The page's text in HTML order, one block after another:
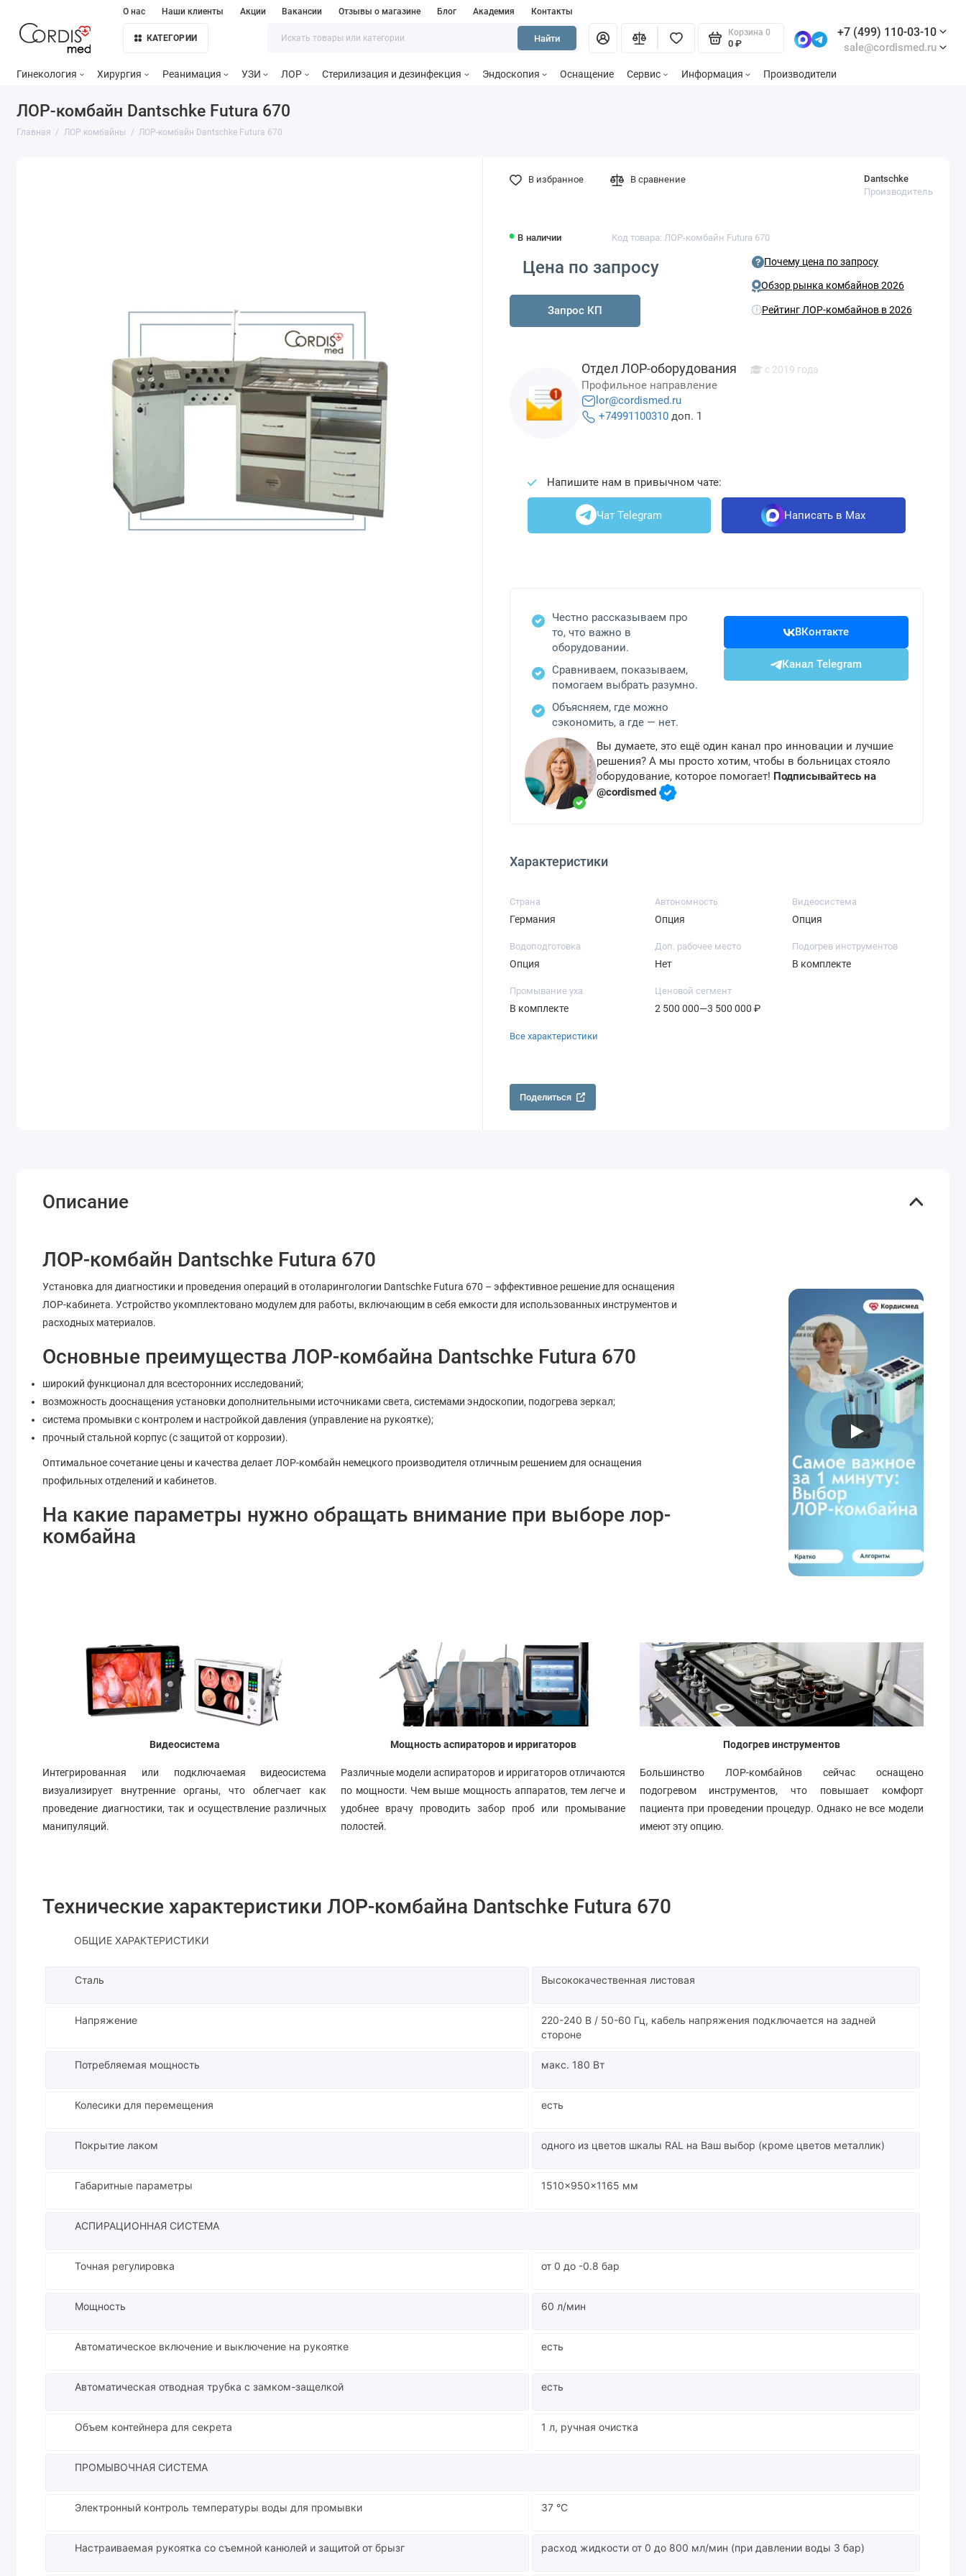
О нас Наши клиенты Акции Вакансии Отзывы о магазине Блог Академия Контакты
КАТЕГОРИИ Найти
Корзина 0
0 ₽
+7 (499) 110-03-10
sale@cordismed.ru
Гинекология Хирургия Реанимация УЗИ ЛОР Стерилизация и дезинфекция Эндоскопия Оснащение Сервис Информация Производители
ЛОР-комбайн Dantschke Futura 670
Главная ЛОР комбайны ЛОР-комбайн Dantschke Futura 670
В наличии Код товара: ЛОР-комбайн Futura 670
Dantschke
Производитель
Цена по запросу
Запрос КП
Почему цена по запросу
Обзор рынка комбайнов 2026
Рейтинг ЛОР-комбайнов в 2026
В избранное В сравнение
Отдел ЛОР-оборудования c 2019 года
Профильное направление
lor@cordismed.ru
+74991100310 доп. 1
Напишите нам в привычном чате:
Чат Telegram Написать в Max
Честно рассказываем про
то, что важно в
оборудовании.
Сравниваем, показываем,
помогаем выбрать разумно.
Объясняем, где можно
сэкономить, а где — нет.
ВКонтакте
Канал Telegram
Вы думаете, это ещё один канал про инновации и лучшие
решения? А мы просто хотим, чтобы в больницах стояло
оборудование, которое помогает! Подписывайтесь на
@cordismed
Характеристики
Страна
Германия
Автономность
Опция
Видеосистема
Опция
Водоподготовка
Опция
Доп. рабочее место
Нет
Подогрев инструментов
В комплекте
Промывание уха
В комплекте
Ценовой сегмент
2 500 000—3 500 000 ₽
Все характеристики
Поделиться
Описание
ЛОР-комбайн Dantschke Futura 670
Установка для диагностики и проведения операций в отоларингологии Dantschke Futura 670 – эффективное решение для оснащения
ЛОР-кабинета. Устройство укомплектовано модулем для работы, включающим в себя емкости для использованных инструментов и
расходных материалов.
Основные преимущества ЛОР-комбайна Dantschke Futura 670
широкий функционал для всесторонних исследований;
возможность дооснащения установки дополнительными источниками света, системами эндоскопии, подогрева зеркал;
система промывки с контролем и настройкой давления (управление на рукоятке);
прочный стальной корпус (с защитой от коррозии).
Оптимальное сочетание цены и качества делает ЛОР-комбайн немецкого производителя отличным решением для оснащения
профильных отделений и кабинетов.
На какие параметры нужно обращать внимание при выборе лор-
комбайна
Видеосистема
Интегрированная или подключаемая видеосистема
визуализирует внутренние органы, что облегчает как
проведение диагностики, так и осуществление различных
манипуляций.
Мощность аспираторов и ирригаторов
Различные модели аспираторов и ирригаторов отличаются
по мощности. Чем выше мощность аппаратов, тем легче и
удобнее врачу проводить забор проб или промывание
полостей.
Подогрев инструментов
Большинство ЛОР-комбайнов сейчас оснащено
подогревом инструментов, что повышает комфорт
пациента при проведении процедур. Однако не все модели
имеют эту опцию.
Технические характеристики ЛОР-комбайна Dantschke Futura 670
ОБЩИЕ ХАРАКТЕРИСТИКИ
Сталь Высококачественная листовая
Напряжение
220-240 В / 50-60 Гц, кабель напряжения подключается на задней
стороне
Потребляемая мощность макс. 180 Вт
Колесики для перемещения есть
Покрытие лаком одного из цветов шкалы RAL на Ваш выбор (кроме цветов металлик)
Габаритные параметры 1510x950x1165 мм
АСПИРАЦИОННАЯ СИСТЕМА
Точная регулировка от 0 до -0.8 бар
Мощность 60 л/мин
Автоматическое включение и выключение на рукоятке есть
Автоматическая отводная трубка с замком-защелкой есть
Объем контейнера для секрета 1 л, ручная очистка
ПРОМЫВОЧНАЯ СИСТЕМА
Электронный контроль температуры воды для промывки 37 °C
Настраиваемая рукоятка со съемной канюлей и защитой от брызг расход жидкости от 0 до 800 мл/мин (при давлении воды 3 бар)